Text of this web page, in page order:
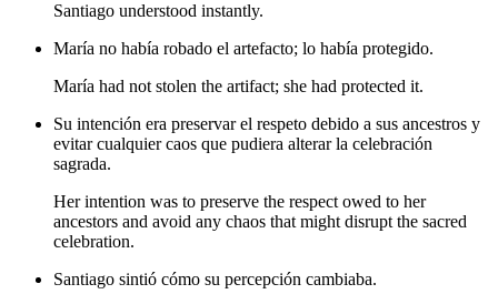
Santiago understood instantly.
María no había robado el artefacto; lo había protegido.
María had not stolen the artifact; she had protected it.
Su intención era preservar el respeto debido a sus ancestros y
evitar cualquier caos que pudiera alterar la celebración
sagrada.
Her intention was to preserve the respect owed to her
ancestors and avoid any chaos that might disrupt the sacred
celebration.
Santiago sintió cómo su percepción cambiaba.